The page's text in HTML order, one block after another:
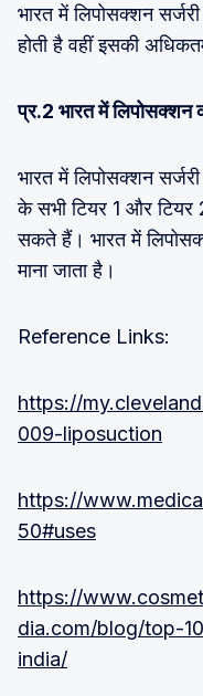
भारत में लिपोसक्शन
होती है वहीं इसकी
प्र.2 भारत में लिपोसक्शन
भारत में लिपोसक्शन
के सभी टियर 1 और टियर
सकते हैं। भारत में
माना जाता है।
Reference Links:
https://
009-liposuction
https://
50#uses
https://
dia.com/blog/top-
india/